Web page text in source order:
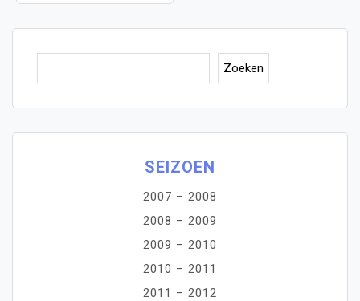
Zoeken
SEIZOEN
2007 – 2008
2008 – 2009
2009 – 2010
2010 – 2011
2011 – 2012